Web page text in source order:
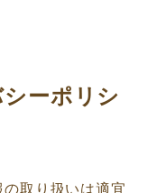
ーポリシ
取り扱いは適宜